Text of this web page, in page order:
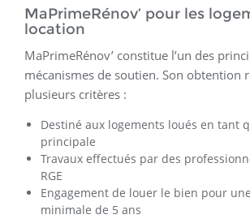
MaPrimeRénov’ pour les
location
MaPrimeRénov’ constitue l’un des
mécanismes de soutien. Son obtention
plusieurs critères :
Destiné aux logements loués en tant
principale
Travaux effectués par des
RGE
Engagement de louer le bien pour
minimale de 5 ans